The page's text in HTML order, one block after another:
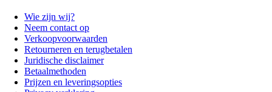
Wie zijn wij?
Neem contact op
Verkoopvoorwaarden
Retourneren en terugbetalen
Juridische disclaimer
Betaalmethoden
Prijzen en leveringsopties